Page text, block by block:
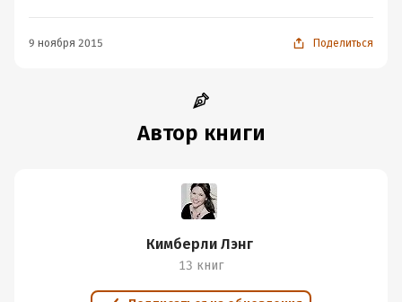
9 ноября 2015 Поделиться
Автор книги
Кимберли Лэнг
13 книг